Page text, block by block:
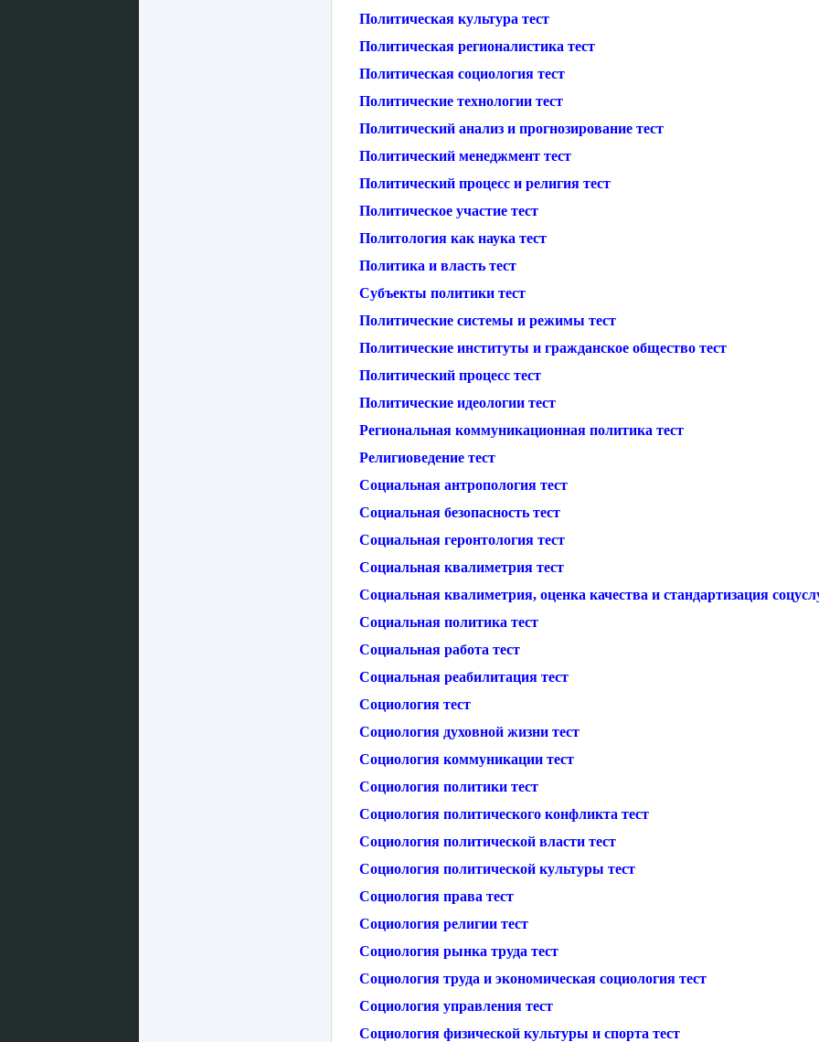
Политическая культура тест
Политическая регионалистика тест
Политическая социология тест
Политические технологии тест
Политический анализ и прогнозирование тест
Политический менеджмент тест
Политический процесс и религия тест
Политическое участие тест
Политология как наука тест
Политика и власть тест
Субъекты политики тест
Политические системы и режимы тест
Политические институты и гражданское общество тест
Политический процесс тест
Политические идеологии тест
Региональная коммуникационная политика тест
Религиоведение тест
Социальная антропология тест
Социальная безопасность тест
Социальная геронтология тест
Социальная квалиметрия тест
Социальная квалиметрия, оценка качества и стандартизация
Социальная политика тест
Социальная работа тест
Социальная реабилитация тест
Социология тест
Социология духовной жизни тест
Социология коммуникации тест
Социология политики тест
Социология политического конфликта тест
Социология политической власти тест
Социология политической культуры тест
Социология права тест
Социология религии тест
Социология рынка труда тест
Социология труда и экономическая социология тест
Социология управления тест
Социология физической культуры и спорта тест